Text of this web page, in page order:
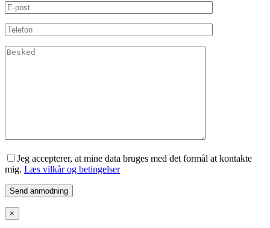
Jeg accepterer, at mine data bruges med det formål at kontakte
mig. Læs vilkår og betingelser
×